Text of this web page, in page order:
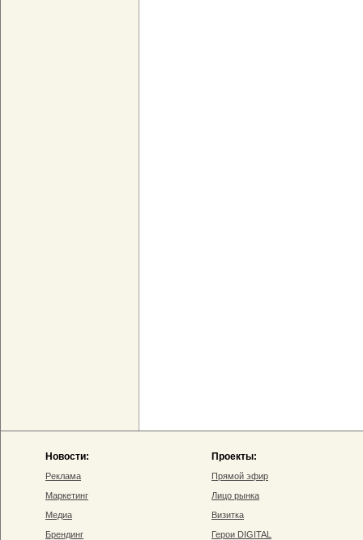
Новости:
Реклама
Маркетинг
Медиа
Брендинг
Проекты:
Прямой эфир
Лицо рынка
Визитка
Герои DIGITAL